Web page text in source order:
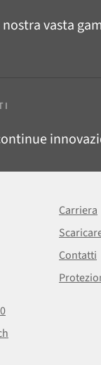
vasta
Carriera
Contatti